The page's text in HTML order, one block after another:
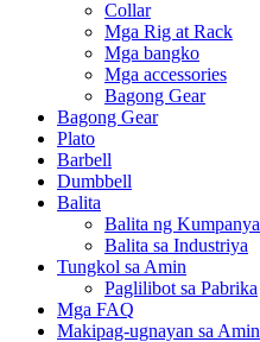
Collar
Mga Rig at Rack
Mga bangko
Mga accessories
Bagong Gear
Bagong Gear
Plato
Barbell
Dumbbell
Balita
Balita ng Kumpanya
Balita sa Industriya
Tungkol sa Amin
Paglilibot sa Pabrika
Mga FAQ
Makipag-ugnayan sa Amin